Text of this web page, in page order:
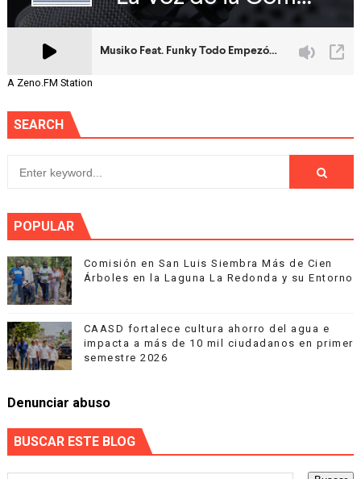
A Zeno.FM Station
SEARCH
POPULAR
Comisión en San Luis Siembra Más de Cien
Árboles en la Laguna La Redonda y su Entorno
CAASD fortalece cultura ahorro del agua e
impacta a más de 10 mil ciudadanos en primer
semestre 2026
Denunciar abuso
BUSCAR ESTE BLOG